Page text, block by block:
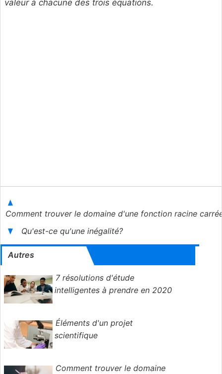
valeur à chacune des trois équations.
Comment trouver le domaine d'une fonction racine
Qu'est-ce qu'une inégalité?
Autres
7 résolutions d'étude
intelligentes à prendre en 2020
Éléments d'un projet
scientifique
Comment trouver le domaine